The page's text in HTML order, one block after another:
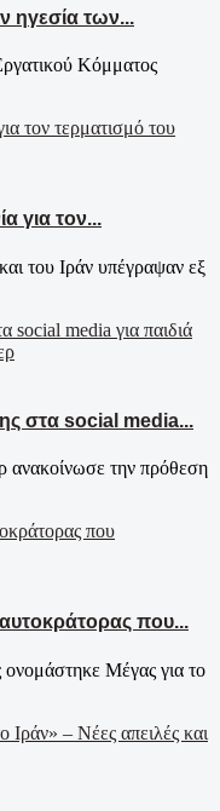
ηγεσία των...
Κόμματος
για τον...
του Ιράν υπέγραψαν εξ
στα social media...
την πρόθεση
που...
Μέγας για το